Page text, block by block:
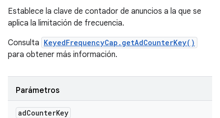
Establece la clave de contador de anuncios a la que se
aplica la limitación de frecuencia.
Consulta KeyedFrequencyCap.getAdCounterKey()
para obtener más información.
Parámetros
adCounterKey